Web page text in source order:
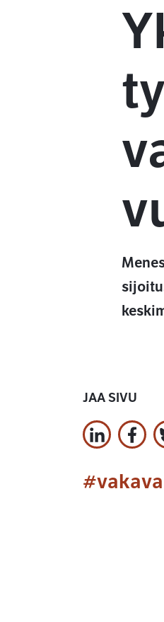
JAA SIVU
Jaa Jaa